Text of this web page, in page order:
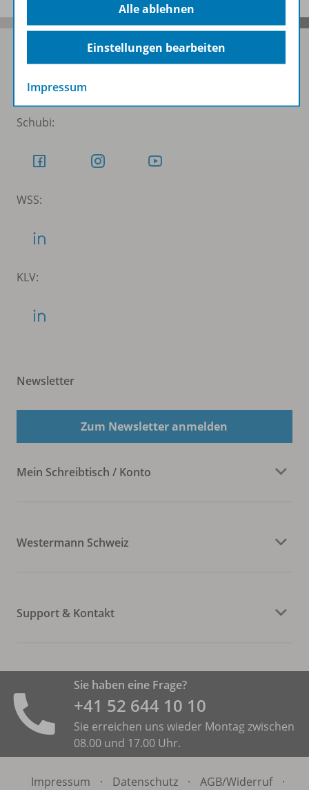
Folgen Sie uns auf Social Media
Schubi:
WSS:
KLV:
Newsletter
Zum Newsletter anmelden
Mein Schreibtisch / Konto
Westermann Schweiz
Support & Kontakt
Sie haben eine Frage?
+41 52 644 10 10
Sie erreichen uns wieder Montag zwischen
08.00 und 17.00 Uhr.
Impressum · Datenschutz · AGB/Widerruf ·
Alle ablehnen
Einstellungen bearbeiten
Impressum